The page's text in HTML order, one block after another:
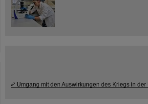
Umgang mit den Auswirkungen des Kriegs in der